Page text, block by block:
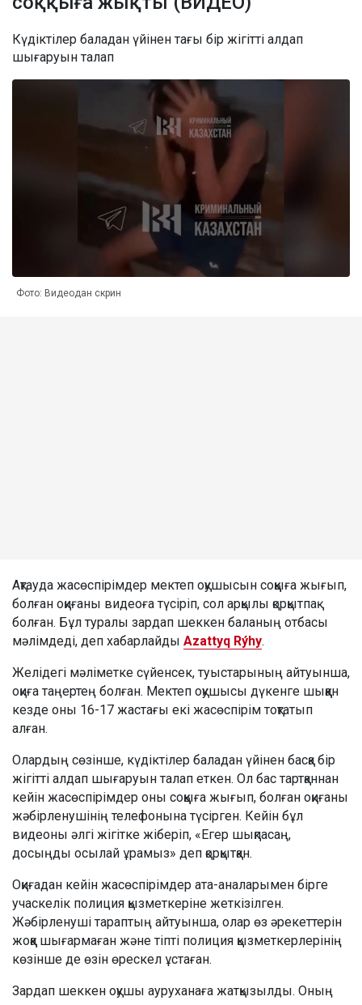
Күдіктілер баладан үйінен тағы бір жігітті алдап
шығаруын талап
Фото: Видеодан скрин
Ақтауда жасөспірімдер мектеп оқушысын соққыға жығып,
болған оқиғаны видеоға түсіріп, сол арқылы қорқытпақ
болған. Бұл туралы зардап шеккен баланың отбасы
мәлімдеді, деп хабарлайды Azattyq Rýhy.
Желідегі мәліметке сүйенсек, туыстарының айтуынша,
оқиға таңертең болған. Мектеп оқушысы дүкенге шыққан
кезде оны 16-17 жастағы екі жасөспірім тоқтатып
алған.
Олардың сөзінше, күдіктілер баладан үйінен басқа бір
жігітті алдап шығаруын талап еткен. Ол бас тартқаннан
кейін жасөспірімдер оны соққыға жығып, болған оқиғаны
жәбірленушінің телефонына түсірген. Кейін бұл
видеоны әлгі жігітке жіберіп, «Егер шықпасаң,
досыңды осылай ұрамыз» деп қорқытқан.
Оқиғадан кейін жасөспірімдер ата-аналарымен бірге
учаскелік полиция қызметкеріне жеткізілген.
Жәбірленуші тараптың айтуынша, олар өз әрекеттерін
жоққа шығармаған және тіпті полиция қызметкерлерінің
көзінше де өзін өрескел ұстаған.
Зардап шеккен оқушы ауруханаға жатқызылды. Оның